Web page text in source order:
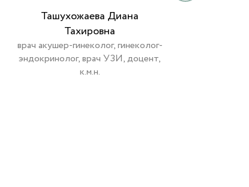
Ташухожаева Диана
Тахировна
врач акушер-гинеколог, гинеколог-
эндокринолог, врач УЗИ, доцент,
к.м.н.